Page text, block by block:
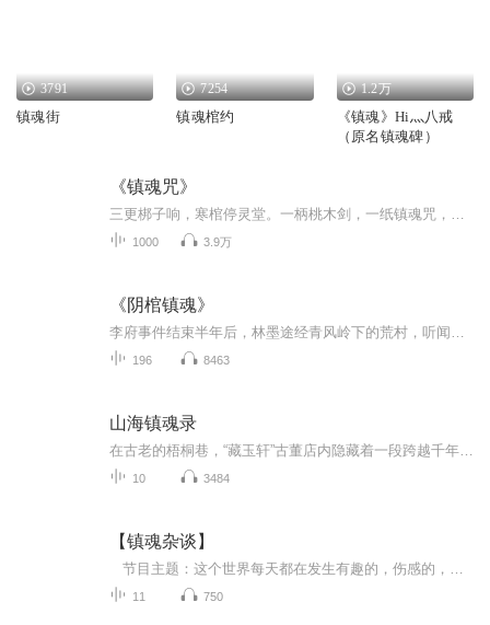
3791
镇魂街
7254
镇魂棺约
1.2万
《镇魂》Hi灬八戒
（原名镇魂碑）
《镇魂咒》
1000 3.9万
《阴棺镇魂》
196 8463
山海镇魂录
10 3484
【镇魂杂谈】
11 750